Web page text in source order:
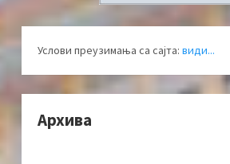
Услови преузимања са сајта: види...
Архива